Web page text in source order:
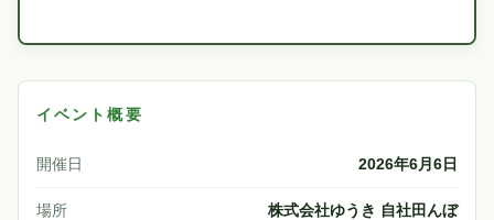
イベント概要
開催日 2026年6月6日
場所
株式会社ゆうき 自社田んぼ